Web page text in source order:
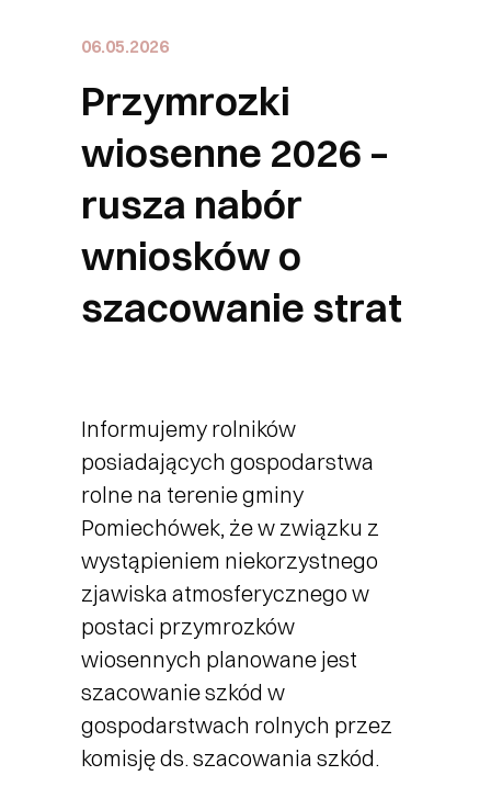
06.05.2026
Przymrozki
wiosenne 2026 –
rusza nabór
wniosków o
szacowanie strat
Informujemy rolników
posiadających gospodarstwa
rolne na terenie gminy
Pomiechówek, że w związku z
wystąpieniem niekorzystnego
zjawiska atmosferycznego w
postaci przymrozków
wiosennych planowane jest
szacowanie szkód w
gospodarstwach rolnych przez
komisję ds. szacowania szkód.